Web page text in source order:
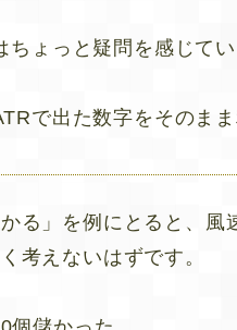
ょっと疑問を感じてい
で出た数字をそのま
る」を例にとると、
考えないはずです。